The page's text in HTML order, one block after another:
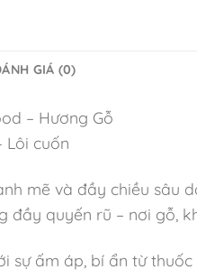
GIÁ (0)
– Hương Gỗ
Lôi cuốn
mẽ và đầy chiều sâu
đầy quyến rũ – nơi gỗ,
sự ấm áp, bí ẩn từ